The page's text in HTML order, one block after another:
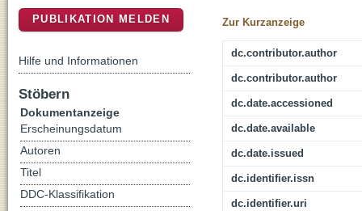
Zur Kurzanzeige
dc.contributor.author
dc.contributor.author
dc.date.accessioned
dc.date.available
dc.date.issued
dc.identifier.issn
dc.identifier.uri
PUBLIKATION MELDEN
Hilfe und Informationen
Stöbern
Dokumentanzeige
Erscheinungsdatum
Autoren
Titel
DDC-Klassifikation